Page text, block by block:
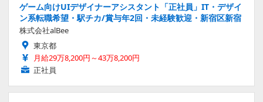
ゲーム向けUIデザイナーアシスタント「正社員」IT・デザイ
ン系転職希望・駅チカ/賞与年2回・未経験歓迎・新宿区新宿
株式会社alBee
東京都
月給29万8,200円～43万8,200円
正社員